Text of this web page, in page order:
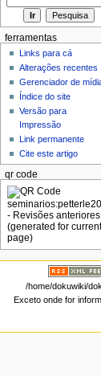
ferramentas
Links para cá
Alterações recentes
Gerenciador de
Índice do site
Versão para
Impressão
Link permanente
Cite este artigo
qr code
/home/dokuwiki/
Exceto onde for